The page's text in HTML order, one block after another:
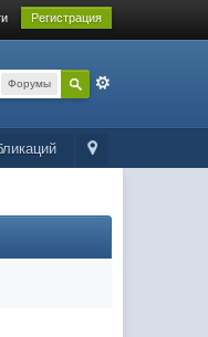
Регистрация
Форумы